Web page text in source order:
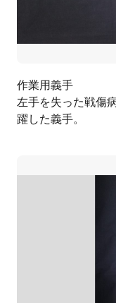
作業用義手
左手を失った戦傷
躍した義手。